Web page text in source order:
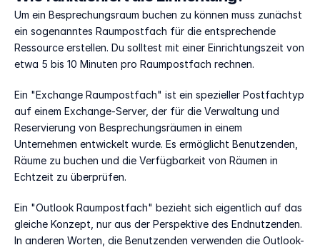
Um ein Besprechungsraum buchen zu können muss zunächst
ein sogenanntes Raumpostfach für die entsprechende
Ressource erstellen. Du solltest mit einer Einrichtungszeit von
etwa 5 bis 10 Minuten pro Raumpostfach rechnen.
Ein "Exchange Raumpostfach" ist ein spezieller Postfachtyp
auf einem Exchange-Server, der für die Verwaltung und
Reservierung von Besprechungsräumen in einem
Unternehmen entwickelt wurde. Es ermöglicht Benutzenden,
Räume zu buchen und die Verfügbarkeit von Räumen in
Echtzeit zu überprüfen.
Ein "Outlook Raumpostfach" bezieht sich eigentlich auf das
gleiche Konzept, nur aus der Perspektive des Endnutzenden.
In anderen Worten, die Benutzenden verwenden die Outlook-